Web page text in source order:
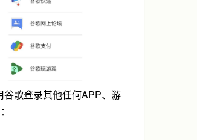
歌登录其他任何APP、游